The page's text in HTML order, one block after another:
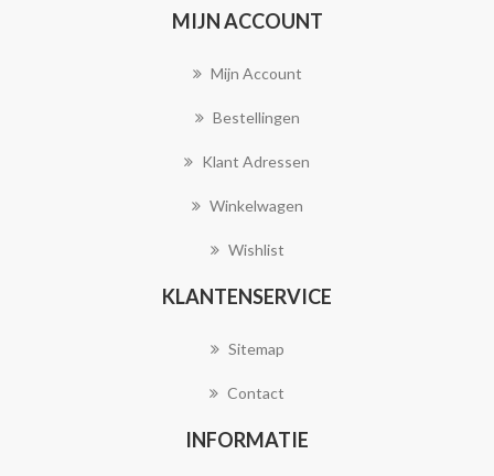
MIJN ACCOUNT
Mijn Account
Bestellingen
Klant Adressen
Winkelwagen
Wishlist
KLANTENSERVICE
Sitemap
Contact
INFORMATIE